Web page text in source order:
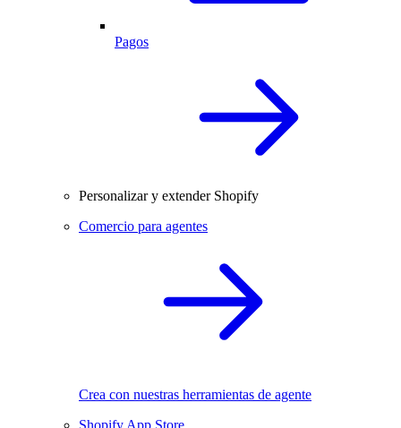
Pagos
Personalizar y extender Shopify
Comercio para agentes
Crea con nuestras herramientas de agente
Shopify App Store